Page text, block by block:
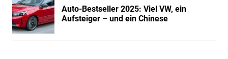
Auto-Bestseller 2025: Viel VW, ein
Aufsteiger – und ein Chinese